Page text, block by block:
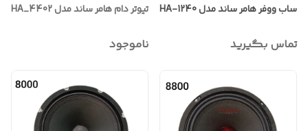
ساب ووفر هامر ساند مدل HA-1240
تماس بگیرید
تیوتر دام هامر ساند مدل HA_4402
ناموجود